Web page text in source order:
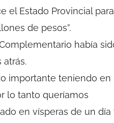
el Estado Provincial para
de pesos”.
había
atrás.
importante teniendo en
lo tanto queríamos
en vísperas de un día